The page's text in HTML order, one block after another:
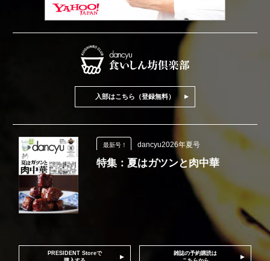
入部はこちら（登録無料）
最新号！ dancyu2026年夏号
特集：夏はガツンと肉中華
PRESIDENT Storeで
雑誌の予約購読は